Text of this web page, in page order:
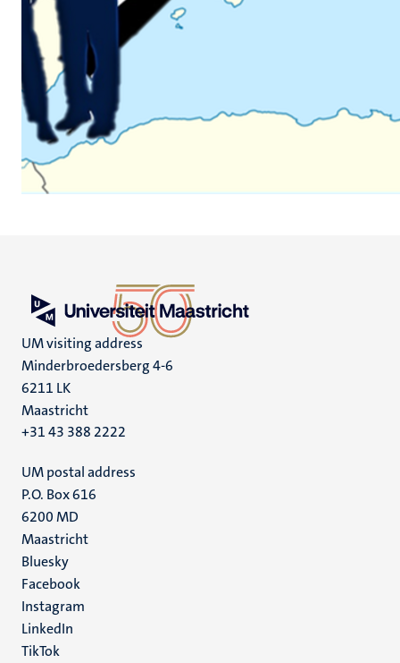
UM visiting address
Minderbroedersberg 4-6
6211 LK
Maastricht
+31 43 388 2222
UM postal address
P.O. Box 616
6200 MD
Maastricht
Social
media
Bluesky
Facebook
Instagram
LinkedIn
TikTok